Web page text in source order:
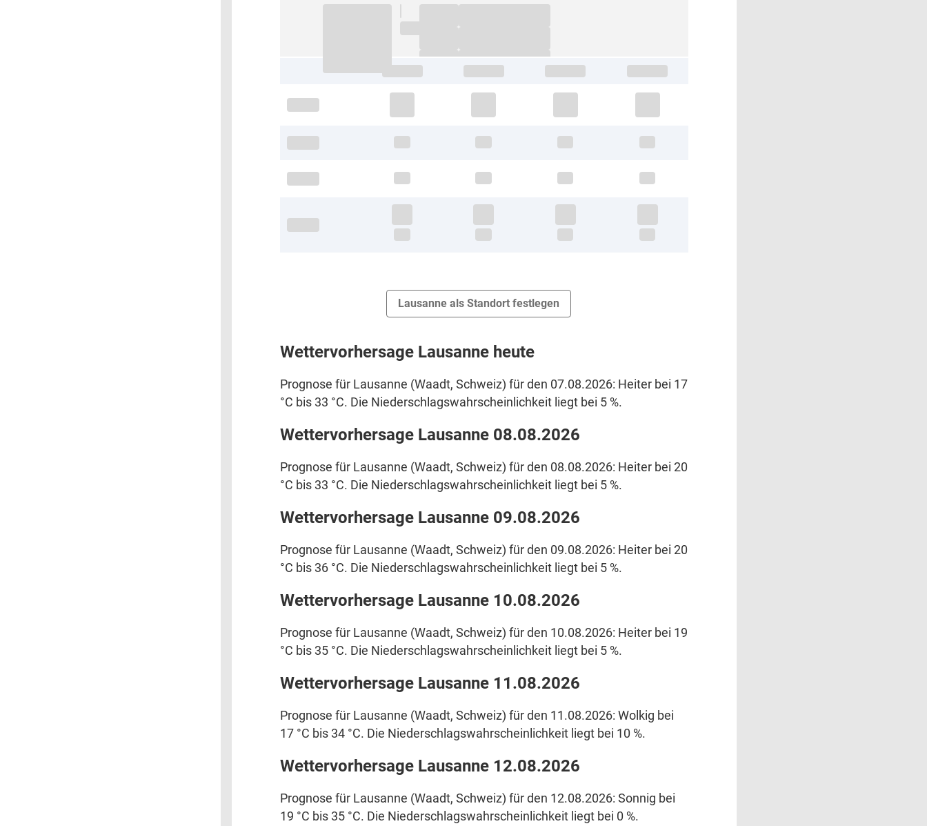
Lausanne als Standort festlegen
Wettervorhersage Lausanne heute
Prognose für Lausanne (Waadt, Schweiz) für den 07.08.2026: Heiter bei 17
°C bis 33 °C. Die Niederschlagswahrscheinlichkeit liegt bei 5 %.
Wettervorhersage Lausanne 08.08.2026
Prognose für Lausanne (Waadt, Schweiz) für den 08.08.2026: Heiter bei 20
°C bis 33 °C. Die Niederschlagswahrscheinlichkeit liegt bei 5 %.
Wettervorhersage Lausanne 09.08.2026
Prognose für Lausanne (Waadt, Schweiz) für den 09.08.2026: Heiter bei 20
°C bis 36 °C. Die Niederschlagswahrscheinlichkeit liegt bei 5 %.
Wettervorhersage Lausanne 10.08.2026
Prognose für Lausanne (Waadt, Schweiz) für den 10.08.2026: Heiter bei 19
°C bis 35 °C. Die Niederschlagswahrscheinlichkeit liegt bei 5 %.
Wettervorhersage Lausanne 11.08.2026
Prognose für Lausanne (Waadt, Schweiz) für den 11.08.2026: Wolkig bei
17 °C bis 34 °C. Die Niederschlagswahrscheinlichkeit liegt bei 10 %.
Wettervorhersage Lausanne 12.08.2026
Prognose für Lausanne (Waadt, Schweiz) für den 12.08.2026: Sonnig bei
19 °C bis 35 °C. Die Niederschlagswahrscheinlichkeit liegt bei 0 %.